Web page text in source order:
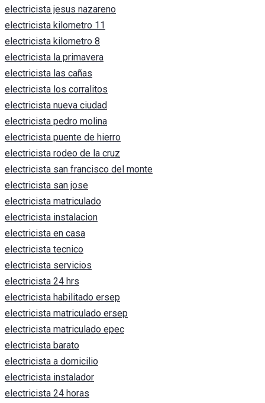
electricista jesus nazareno
electricista kilometro 11
electricista kilometro 8
electricista la primavera
electricista las cañas
electricista los corralitos
electricista nueva ciudad
electricista pedro molina
electricista puente de hierro
electricista rodeo de la cruz
electricista san francisco del monte
electricista san jose
electricista matriculado
electricista instalacion
electricista en casa
electricista tecnico
electricista servicios
electricista 24 hrs
electricista habilitado ersep
electricista matriculado ersep
electricista matriculado epec
electricista barato
electricista a domicilio
electricista instalador
electricista 24 horas